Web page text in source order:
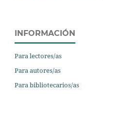
INFORMACIÓN
Para lectores/as
Para autores/as
Para bibliotecarios/as